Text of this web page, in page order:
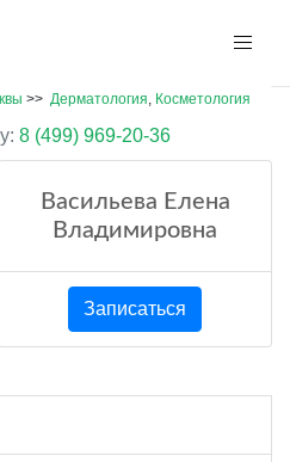
>> Дерматология, Косметология
8 (499) 969-20-36
Васильева Елена
Владимировна
Записаться